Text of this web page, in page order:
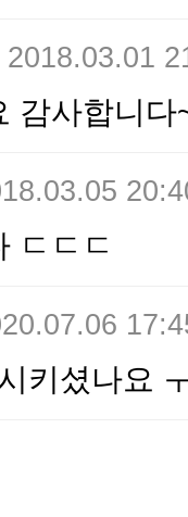
2018.03.01
감사합니다
ㄷㄷㄷ
키셨나요